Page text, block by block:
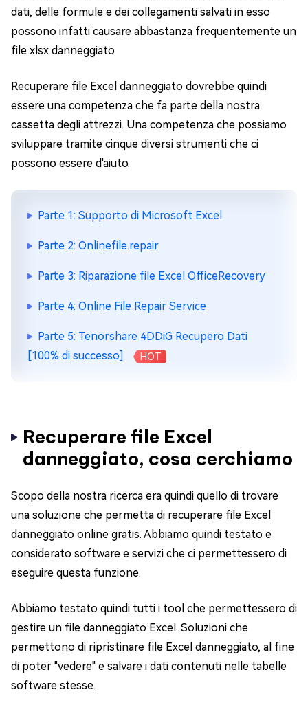
dati, delle formule e dei collegamenti salvati in esso
possono infatti causare abbastanza frequentemente un
file xlsx danneggiato.
Recuperare file Excel danneggiato dovrebbe quindi
essere una competenza che fa parte della nostra
cassetta degli attrezzi. Una competenza che possiamo
sviluppare tramite cinque diversi strumenti che ci
possono essere d'aiuto.
Parte 1: Supporto di Microsoft Excel
Parte 2: Onlinefile.repair
Parte 3: Riparazione file Excel OfficeRecovery
Parte 4: Online File Repair Service
Parte 5: Tenorshare 4DDiG Recupero Dati
[100% di successo]
HOT
Recuperare file Excel
danneggiato, cosa cerchiamo
Scopo della nostra ricerca era quindi quello di trovare
una soluzione che permetta di recuperare file Excel
danneggiato online gratis. Abbiamo quindi testato e
considerato software e servizi che ci permettessero di
eseguire questa funzione.
Abbiamo testato quindi tutti i tool che permettessero di
gestire un file danneggiato Excel. Soluzioni che
permettono di ripristinare file Excel danneggiato, al fine
di poter "vedere" e salvare i dati contenuti nelle tabelle
software stesse.